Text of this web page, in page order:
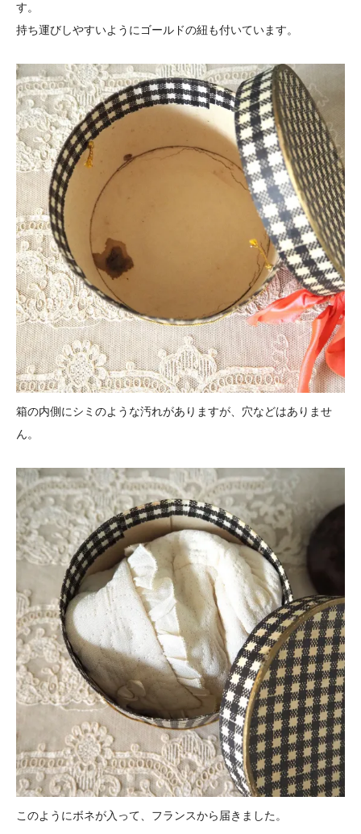
す。
持ち運びしやすいようにゴールドの紐も付いています。
箱の内側にシミのような汚れがありますが、穴などはありませ
ん。
このようにボネが入って、フランスから届きました。